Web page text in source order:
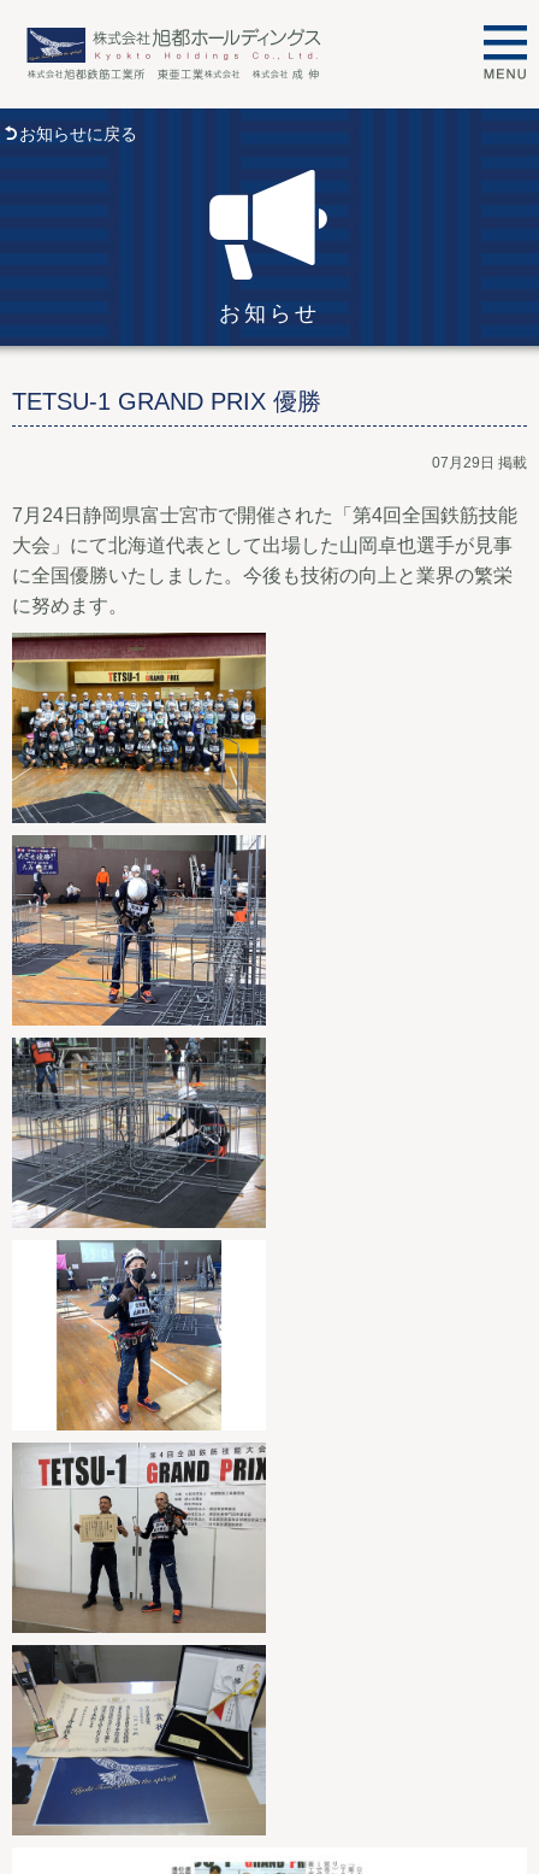
お知らせに戻る
お知らせ
TETSU-1 GRAND PRIX 優勝
07月29日 掲載
7月24日静岡県富士宮市で開催された「第4回全国鉄筋技能
大会」にて北海道代表として出場した山岡卓也選手が見事
に全国優勝いたしました。今後も技術の向上と業界の繁栄
に努めます。